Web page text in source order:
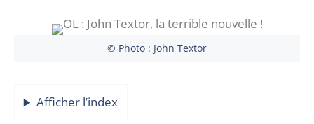
© Photo : John Textor
Afficher l’index